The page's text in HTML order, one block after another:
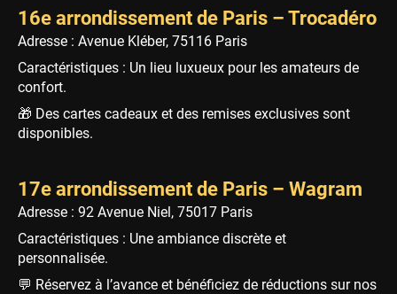
16e arrondissement de Paris – Trocadéro
Adresse : Avenue Kléber, 75116 Paris
Caractéristiques : Un lieu luxueux pour les amateurs de
confort.
🎁 Des cartes cadeaux et des remises exclusives sont
disponibles.
17e arrondissement de Paris – Wagram
Adresse : 92 Avenue Niel, 75017 Paris
Caractéristiques : Une ambiance discrète et
personnalisée.
💬 Réservez à l’avance et bénéficiez de réductions sur nos